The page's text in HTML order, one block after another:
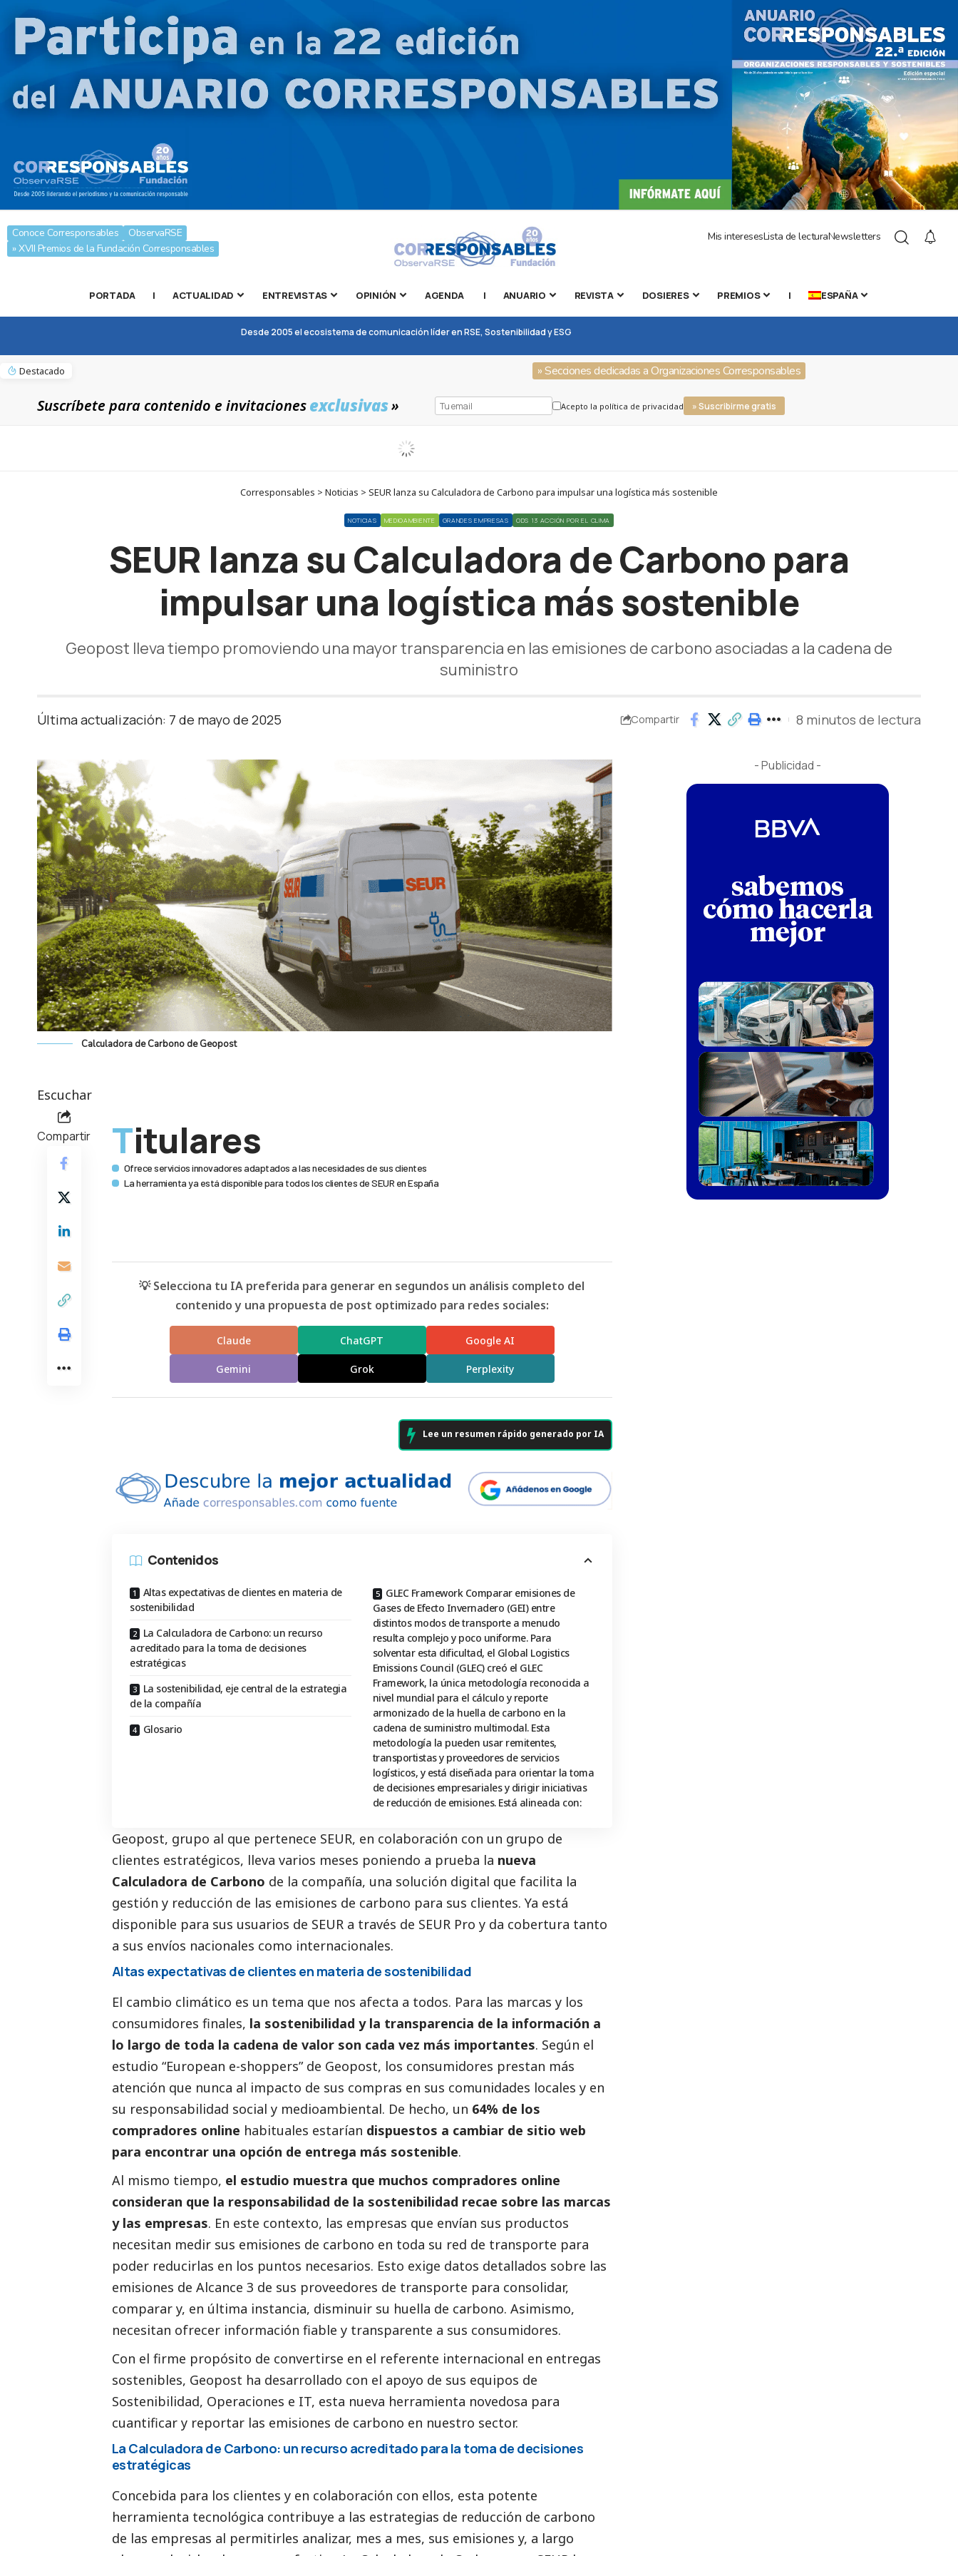
Conoce Corresponsables
ObservaRSE
» XVII Premios de la Fundación Corresponsables
Mis interesesLista de lecturaNewsletters
PORTADA | ACTUALIDAD ENTREVISTAS OPINIÓN AGENDA | ANUARIO REVISTA DOSIERES PREMIOS | ESPAÑA
Desde 2005 el ecosistema de comunicación líder en RSE, Sostenibilidad y ESG
Destacado » Secciones dedicadas a Organizaciones Corresponsables
Suscríbete para contenido e invitacionesexclusivas» Acepto la política de privacidad » Suscribirme gratis
Corresponsables > Noticias > SEUR lanza su Calculadora de Carbono para impulsar una logística más sostenible
NOTICIAS MEDIOAMBIENTE GRANDES EMPRESAS ODS 13 ACCIÓN POR EL CLIMA
SEUR lanza su Calculadora de Carbono para
impulsar una logística más sostenible
Geopost lleva tiempo promoviendo una mayor transparencia en las emisiones de carbono asociadas a la cadena de
suministro
Última actualización: 7 de mayo de 2025 Compartir 8 minutos de lectura
Calculadora de Carbono de Geopost
Escuchar
Compartir Titulares
Ofrece servicios innovadores adaptados a las necesidades de sus clientes
La herramienta ya está disponible para todos los clientes de SEUR en España
💡 Selecciona tu IA preferida para generar en segundos un análisis completo del
contenido y una propuesta de post optimizado para redes sociales:
Claude ChatGPT Google AI
Gemini Grok Perplexity
Lee un resumen rápido generado por IA
Contenidos
Altas expectativas de clientes en materia de
sostenibilidad
La Calculadora de Carbono: un recurso
acreditado para la toma de decisiones
estratégicas
La sostenibilidad, eje central de la estrategia
de la compañía
Glosario
GLEC Framework Comparar emisiones de
Gases de Efecto Invernadero (GEI) entre
distintos modos de transporte a menudo
resulta complejo y poco uniforme. Para
solventar esta dificultad, el Global Logistics
Emissions Council (GLEC) creó el GLEC
Framework, la única metodología reconocida a
nivel mundial para el cálculo y reporte
armonizado de la huella de carbono en la
cadena de suministro multimodal. Esta
metodología la pueden usar remitentes,
transportistas y proveedores de servicios
logísticos, y está diseñada para orientar la toma
de decisiones empresariales y dirigir iniciativas
de reducción de emisiones. Está alineada con:
Geopost, grupo al que pertenece SEUR, en colaboración con un grupo de
clientes estratégicos, lleva varios meses poniendo a prueba la nueva
Calculadora de Carbono de la compañía, una solución digital que facilita la
gestión y reducción de las emisiones de carbono para sus clientes. Ya está
disponible para sus usuarios de SEUR a través de SEUR Pro y da cobertura tanto
a sus envíos nacionales como internacionales.
Altas expectativas de clientes en materia de sostenibilidad
El cambio climático es un tema que nos afecta a todos. Para las marcas y los
consumidores finales, la sostenibilidad y la transparencia de la información a
lo largo de toda la cadena de valor son cada vez más importantes. Según el
estudio “European e-shoppers” de Geopost, los consumidores prestan más
atención que nunca al impacto de sus compras en sus comunidades locales y en
su responsabilidad social y medioambiental. De hecho, un 64% de los
compradores online habituales estarían dispuestos a cambiar de sitio web
para encontrar una opción de entrega más sostenible.
Al mismo tiempo, el estudio muestra que muchos compradores online
consideran que la responsabilidad de la sostenibilidad recae sobre las marcas
y las empresas. En este contexto, las empresas que envían sus productos
necesitan medir sus emisiones de carbono en toda su red de transporte para
poder reducirlas en los puntos necesarios. Esto exige datos detallados sobre las
emisiones de Alcance 3 de sus proveedores de transporte para consolidar,
comparar y, en última instancia, disminuir su huella de carbono. Asimismo,
necesitan ofrecer información fiable y transparente a sus consumidores.
Con el firme propósito de convertirse en el referente internacional en entregas
sostenibles, Geopost ha desarrollado con el apoyo de sus equipos de
Sostenibilidad, Operaciones e IT, esta nueva herramienta novedosa para
cuantificar y reportar las emisiones de carbono en nuestro sector.
La Calculadora de Carbono: un recurso acreditado para la toma de decisiones
estratégicas
Concebida para los clientes y en colaboración con ellos, esta potente
herramienta tecnológica contribuye a las estrategias de reducción de carbono
de las empresas al permitirles analizar, mes a mes, sus emisiones y, a largo
- Publicidad -